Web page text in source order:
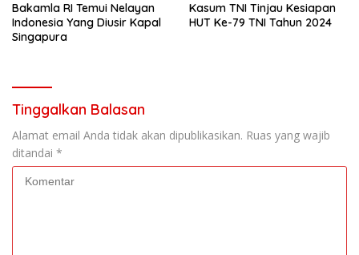
Bakamla RI Temui Nelayan
Indonesia Yang Diusir Kapal
Singapura
Kasum TNI Tinjau Kesiapan
HUT Ke-79 TNI Tahun 2024
Tinggalkan Balasan
Alamat email Anda tidak akan dipublikasikan. Ruas yang wajib
ditandai *